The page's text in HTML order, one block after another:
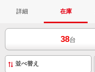
詳細 在庫
38台